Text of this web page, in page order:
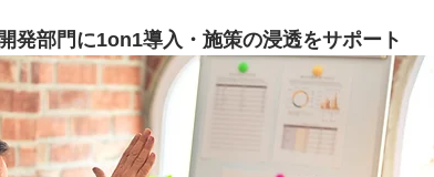
発部門に1on1導入・施策の浸透をサポート